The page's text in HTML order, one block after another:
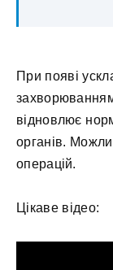
При появі
відновлює
органів.
операцій.
Цікаве відео: